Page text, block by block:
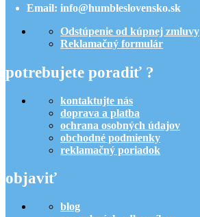
Email: info@humbleslovensko.sk
Odstúpenie od kúpnej zmluvy
Reklamačný formulár
potrebujete poradiť ?
kontaktujte nás
doprava a platba
ochrana osobných údajov
obchodné podmienky
reklamačný poriadok
objaviť
blog